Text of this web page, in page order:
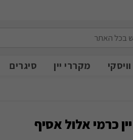
וויסקי מקררי יין סיגרים
יין כרמי אלול אסיף